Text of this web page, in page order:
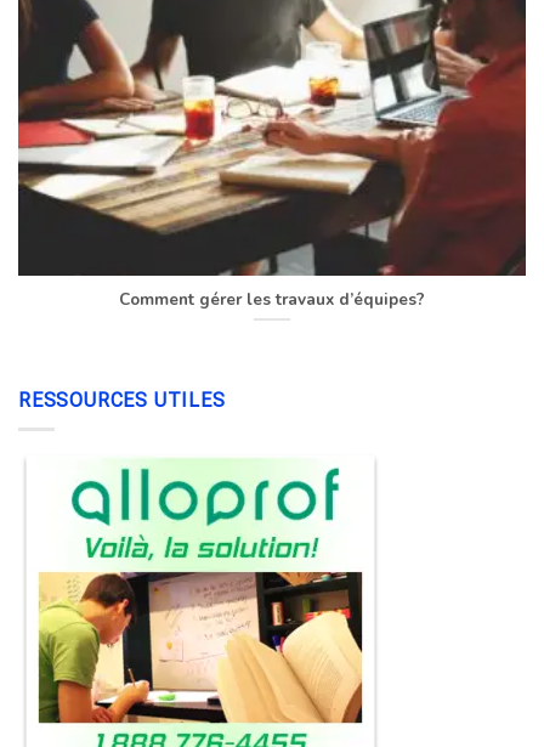
Comment gérer les travaux d’équipes?
RESSOURCES UTILES